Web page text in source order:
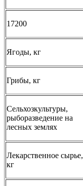
17200
Ягоды, кг
Грибы, кг
Сельхозкультуры,
рыборазведение на
лесных землях
Лекарственное сырье,
кг